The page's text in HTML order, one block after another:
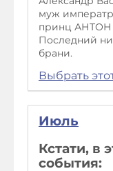
муж
принц АНТОН
Последний
брани.
Выбрать
Июль
Кстати, в
события: